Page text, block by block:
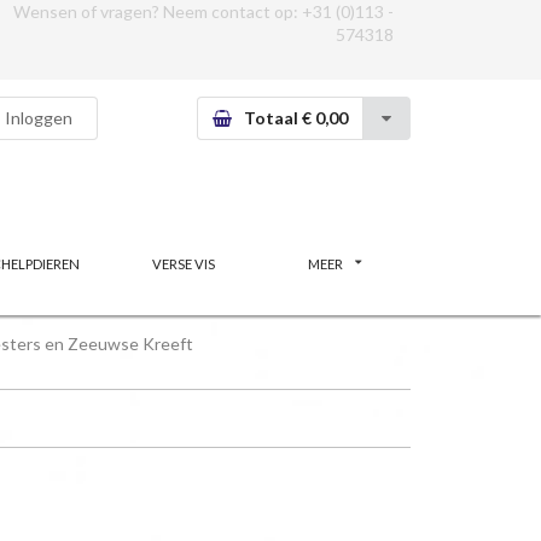
Wensen of vragen? Neem contact op: +31 (0)113 -
574318
Inloggen Totaal € 0,00
VERSE VIS MEER
en Zeeuwse Kreeft